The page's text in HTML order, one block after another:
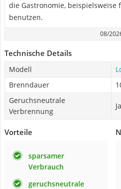
die Gastronomie, beispielsweise
benutzen.
08/
Technische Details
Modell
Brenndauer
Geruchsneutrale
Verbrennung
Ja
Vorteile
sparsamer
Verbrauch
geruchsneutrale